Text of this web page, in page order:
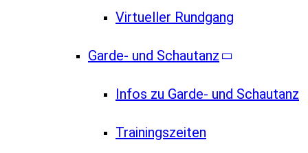
Virtueller Rundgang
Garde- und Schautanz
Infos zu Garde- und Schautanz
Trainingszeiten